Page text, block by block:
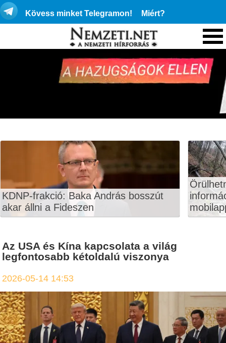
Kövess minket Telegramon! Miért?
KDNP-frakció: Baka András bosszút
akar állni a Fideszen
Az USA és Kína kapcsolata a világ
legfontosabb kétoldalú viszonya
2026-05-14 14:53